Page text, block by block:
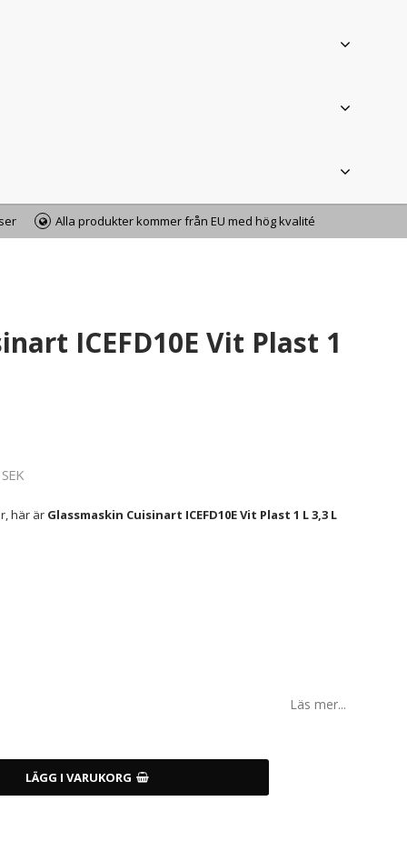
Alla produkter kommer från EU med hög kvalité
ICEFD10E Vit Plast 1
här är Glassmaskin Cuisinart ICEFD10E Vit Plast 1 L 3,3 L
Läs mer...
LÄGG I VARUKORG